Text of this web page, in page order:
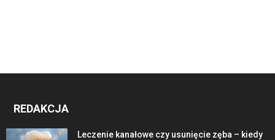
REDAKCJA
Leczenie kanałowe czy usunięcie zęba – kiedy